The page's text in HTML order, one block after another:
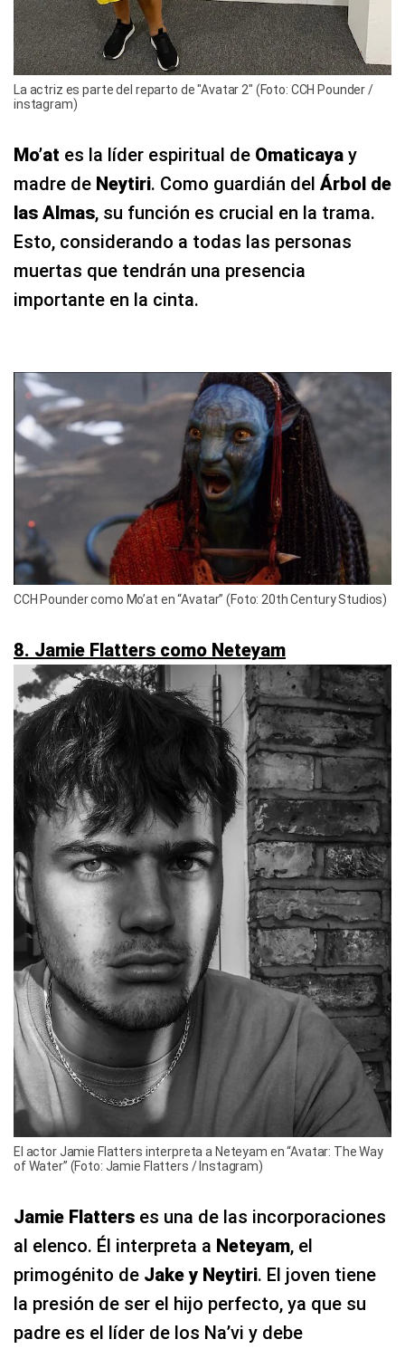
La actriz es parte del reparto de "Avatar 2" (Foto: CCH Pounder /
instagram)
Mo’at es la líder espiritual de Omaticaya y
madre de Neytiri. Como guardián del Árbol de
las Almas, su función es crucial en la trama.
Esto, considerando a todas las personas
muertas que tendrán una presencia
importante en la cinta.
CCH Pounder como Mo’at en “Avatar” (Foto: 20th Century Studios)
8. Jamie Flatters como Neteyam
El actor Jamie Flatters interpreta a Neteyam en “Avatar: The Way
of Water” (Foto: Jamie Flatters / Instagram)
Jamie Flatters es una de las incorporaciones
al elenco. Él interpreta a Neteyam, el
primogénito de Jake y Neytiri. El joven tiene
la presión de ser el hijo perfecto, ya que su
padre es el líder de los Na’vi y debe